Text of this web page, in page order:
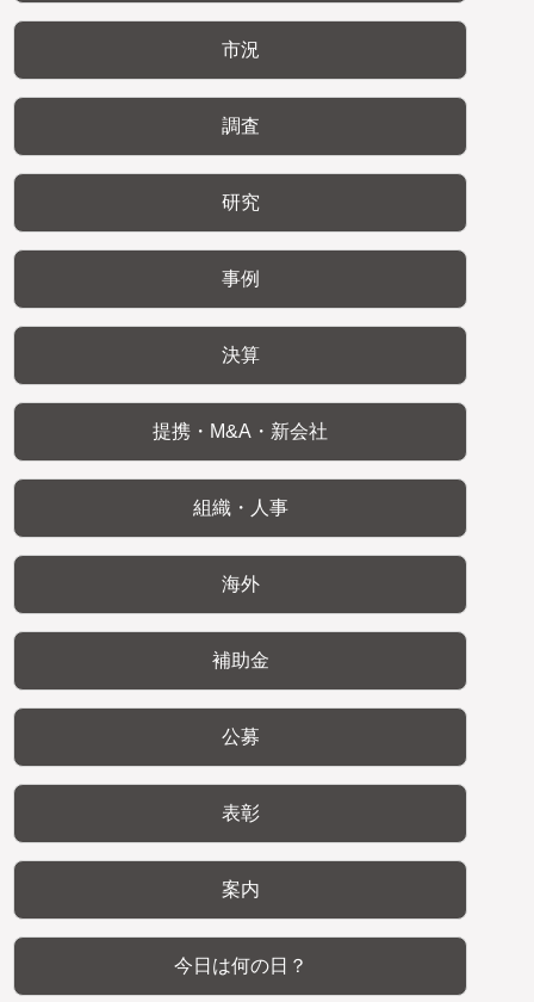
市況
調査
研究
事例
決算
提携・M&A・新会社
組織・人事
海外
補助金
公募
表彰
案内
今日は何の日？